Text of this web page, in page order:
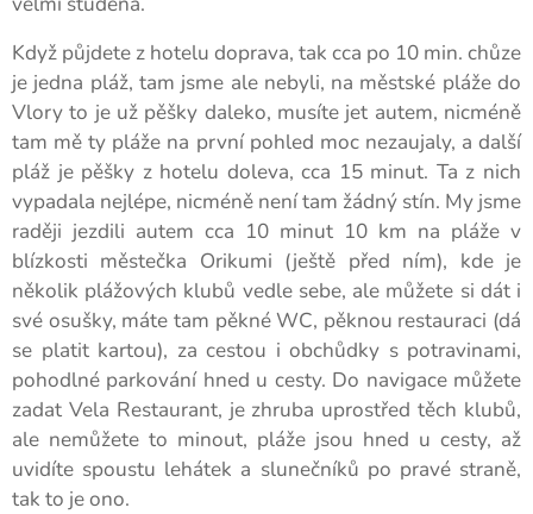
Když půjdete z hotelu doprava, tak cca po 10 min. chůze
je jedna pláž, tam jsme ale nebyli, na městské pláže do
Vlory to je už pěšky daleko, musíte jet autem, nicméně
tam mě ty pláže na první pohled moc nezaujaly, a další
pláž je pěšky z hotelu doleva, cca 15 minut. Ta z nich
vypadala nejlépe, nicméně není tam žádný stín. My jsme
raději jezdili autem cca 10 minut 10 km na pláže v
blízkosti městečka Orikumi (ještě před ním), kde je
několik plážových klubů vedle sebe, ale můžete si dát i
své osušky, máte tam pěkné WC, pěknou restauraci (dá
se platit kartou), za cestou i obchůdky s potravinami,
pohodlné parkování hned u cesty. Do navigace můžete
zadat Vela Restaurant, je zhruba uprostřed těch klubů,
ale nemůžete to minout, pláže jsou hned u cesty, až
uvidíte spoustu lehátek a slunečníků po pravé straně,
tak to je ono.